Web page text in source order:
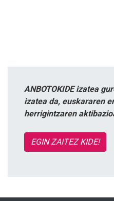
ANBOTOKIDE izatea
izatea da, euskararen
herrigintzaren
EGIN ZAITEZ KIDE!